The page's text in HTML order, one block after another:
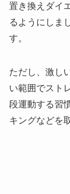
置き換えダイ
るようにしま
す。
ただし、激し
い範囲でスト
段運動する習
キングなどを